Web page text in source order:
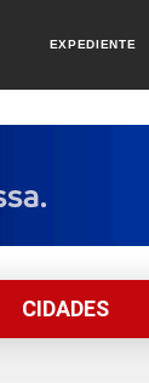
EXPEDIENTE
CIDADES